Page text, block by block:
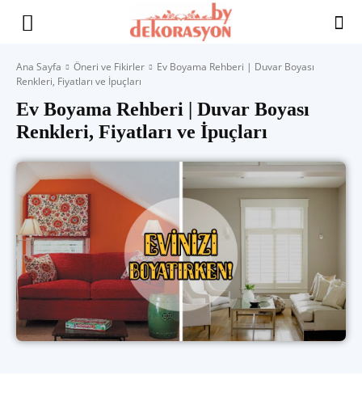
Yaşam
İlham
Ana Sayfa Öneri ve Fikirler
Ev Boyama Rehberi | Duvar Boyası
Renkleri, Fiyatları ve İpuçları
Ev Boyama Rehberi | Duvar Boyası
Renkleri, Fiyatları ve İpuçları